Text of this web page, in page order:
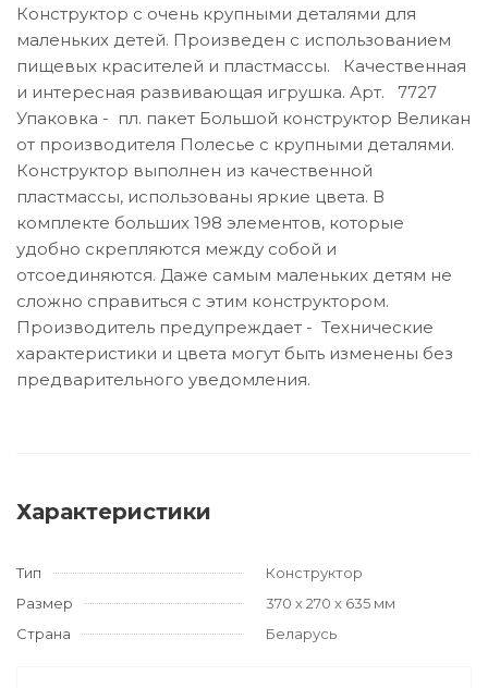
Конструктор с очень крупными деталями для
маленьких детей. Произведен с использованием
пищевых красителей и пластмассы. Качественная
и интересная развивающая игрушка. Арт. 7727
Упаковка - пл. пакет Большой конструктор Великан
от производителя Полесье с крупными деталями.
Конструктор выполнен из качественной
пластмассы, использованы яркие цвета. В
комплекте больших 198 элементов, которые
удобно скрепляются между собой и
отсоединяются. Даже самым маленьких детям не
сложно справиться с этим конструктором.
Производитель предупреждает - Технические
характеристики и цвета могут быть изменены без
предварительного уведомления.
Характеристики
Тип
Конструктор
Размер
370 х 270 х 635 мм
Страна
Беларусь